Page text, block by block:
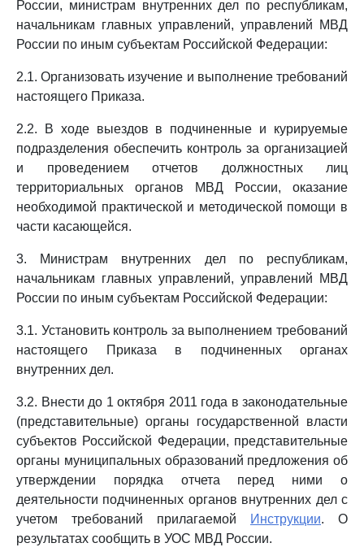
России, министрам внутренних дел по республикам,
начальникам главных управлений, управлений МВД
России по иным субъектам Российской Федерации:
2.1. Организовать изучение и выполнение требований
настоящего Приказа.
2.2. В ходе выездов в подчиненные и курируемые
подразделения обеспечить контроль за организацией
и проведением отчетов должностных лиц
территориальных органов МВД России, оказание
необходимой практической и методической помощи в
части касающейся.
3. Министрам внутренних дел по республикам,
начальникам главных управлений, управлений МВД
России по иным субъектам Российской Федерации:
3.1. Установить контроль за выполнением требований
настоящего Приказа в подчиненных органах
внутренних дел.
3.2. Внести до 1 октября 2011 года в законодательные
(представительные) органы государственной власти
субъектов Российской Федерации, представительные
органы муниципальных образований предложения об
утверждении порядка отчета перед ними о
деятельности подчиненных органов внутренних дел с
учетом требований прилагаемой
Инструкции. О
результатах сообщить в УОС МВД России.